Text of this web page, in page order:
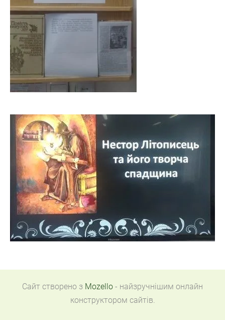
Сайт створено з Mozello - найзручнішим онлайн
конструктором сайтів.